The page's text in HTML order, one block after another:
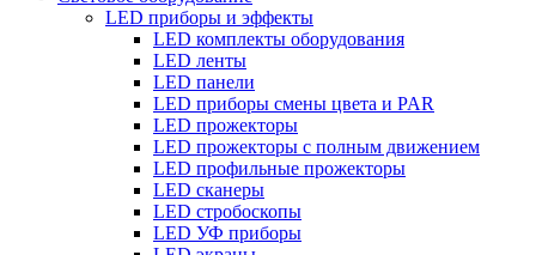
LED приборы и эффекты
LED комплекты оборудования
LED ленты
LED панели
LED приборы смены цвета и PAR
LED прожекторы
LED прожекторы с полным движением
LED профильные прожекторы
LED сканеры
LED стробоскопы
LED УФ приборы